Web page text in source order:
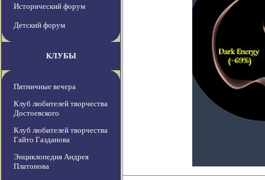
Исторический форум
Детский форум
КЛУБЫ
Пятничные вечера
Клуб любителей творчества
Достоевского
Клуб любителей творчества
Гайто Газданова
Энциклопедия Андрея
Платонова